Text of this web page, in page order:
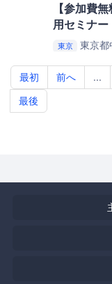
【参加費
用セミナー
東京 東京
最初
前へ ...
最後